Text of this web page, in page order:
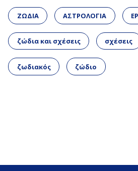
ΖΩΔΙΑ ΑΣΤΡΟΛΟΓΙΑ
ζώδια και σχέσεις σχέσεις
ζωδιακός ζώδιο